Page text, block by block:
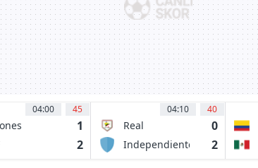
04:00 45
UDEG
1
2
04:10 40
Real
Cartagena FC
0
Independiente
2